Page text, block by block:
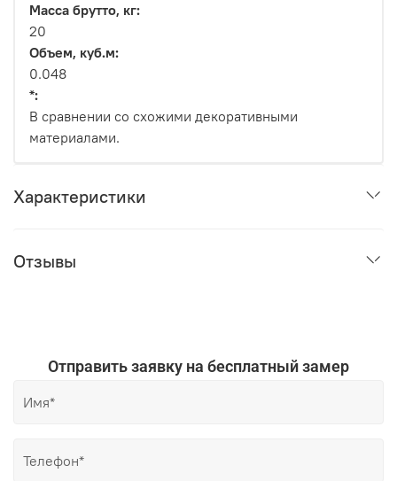
Масса брутто, кг:
20
Объем, куб.м:
0.048
*:
В сравнении со схожими декоративными
материалами.
Характеристики
Отзывы
Отправить заявку на бесплатный замер